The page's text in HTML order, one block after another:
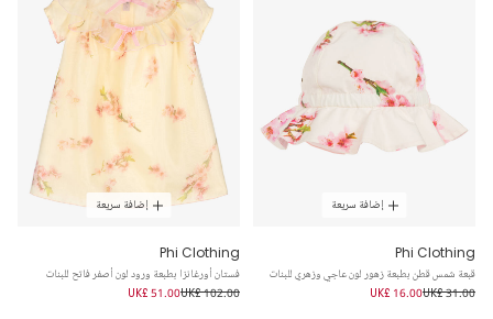
إضافة سريعة
Phi Clothing
قبعة شمس قطن بطبعة زهور لون عاجي وزهري للبنات
UK£ 31.00
UK£ 16.00
إضافة سريعة
Phi Clothing
فستان أورغانزا بطبعة ورود لون أصفر فاتح للبنات
UK£ 102.00
UK£ 51.00